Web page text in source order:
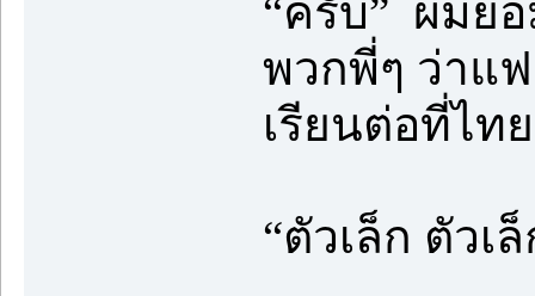
“ครับ” ผมย
พวกพี่ๆ ว่าแ
เรียนต่อที่ไทย
“ตัวเล็ก ตัวเ